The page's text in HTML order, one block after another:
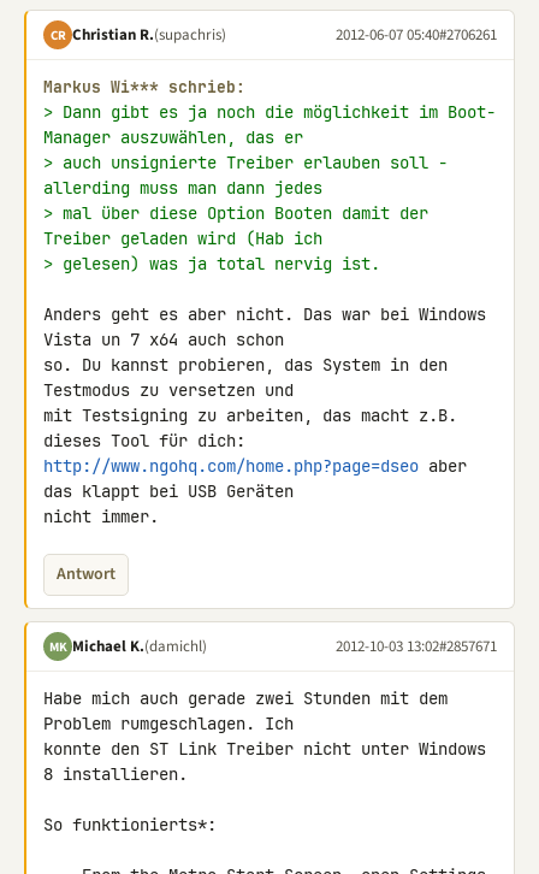
CR Christian R.(supachris) 2012-06-07 05:40#2706261
Markus Wi*** schrieb:
> Dann gibt es ja noch die möglichkeit im Boot-
Manager auszuwählen, das er
> auch unsignierte Treiber erlauben soll -
allerding muss man dann jedes
> mal über diese Option Booten damit der
Treiber geladen wird (Hab ich
> gelesen) was ja total nervig ist.
Anders geht es aber nicht. Das war bei Windows
Vista un 7 x64 auch schon
so. Du kannst probieren, das System in den
Testmodus zu versetzen und
mit Testsigning zu arbeiten, das macht z.B.
http://www.ngohq.com/home.php?page=dseo aber
das klappt bei USB Geräten
nicht immer.
Antwort
MK Michael K.(damichl) 2012-10-03 13:02#2857671
Habe mich auch gerade zwei Stunden mit dem
Problem rumgeschlagen. Ich
konnte den ST Link Treiber nicht unter Windows
8 installieren.
So funktionierts*: